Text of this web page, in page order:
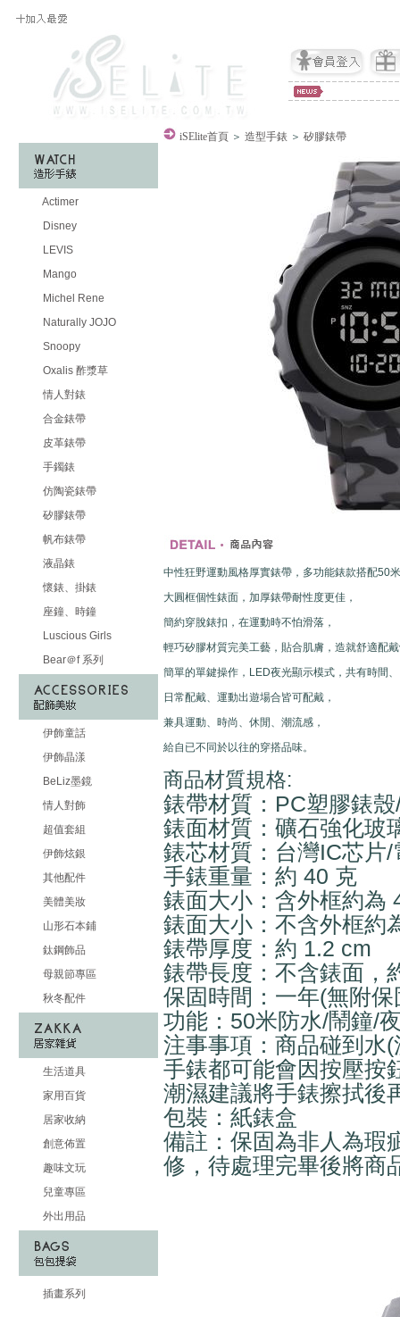
Actimer
Disney
LEVIS
Mango
Michel Rene
Naturally JOJO
Snoopy
Oxalis 酢漿草
情人對錶
合金錶帶
皮革錶帶
手鐲錶
仿陶瓷錶帶
矽膠錶帶
帆布錶帶
液晶錶
懷錶、掛錶
座鐘、時鐘
Luscious Girls
Bear＠f 系列
伊飾童話
伊飾晶漾
BeLiz墨鏡
情人對飾
超值套組
伊飾炫銀
其他配件
美體美妝
山形石本鋪
鈦鋼飾品
母親節專區
秋冬配件
生活道具
家用百貨
居家收納
創意佈置
趣味文玩
兒童專區
外出用品
插畫系列
iSElite首頁 ＞ 造型手錶 ＞ 矽膠錶帶
中性狂野運動風格厚實錶帶，多功能錶款搭配50
大圓框個性錶面，加厚錶帶耐性度更佳，
簡約穿脫錶扣，在運動時不怕滑落，
輕巧矽膠材質完美工藝，貼合肌膚，造就舒適配
簡單的單鍵操作，LED夜光顯示模式，共有時間
日常配戴、運動出遊場合皆可配戴，
兼具運動、時尚、休閒、潮流感，
給自已不同於以往的穿搭品味。
商品材質規格:
錶帶材質：PC塑膠錶
錶面材質：礦石強化玻
錶芯材質：台灣IC芯片/
手錶重量：約 40 克
錶面大小：含外框約為
錶面大小：不含外框約
錶帶厚度：約 1.2 cm
錶帶長度：不含錶面，
保固時間：一年(無附
功能：50米防水/鬧鐘/
注事事項：商品碰到水
手錶都可能會因按壓按
潮濕建議將手錶擦拭後
包裝：紙錶盒
備註：保固為非人為瑕
修，待處理完畢後將商